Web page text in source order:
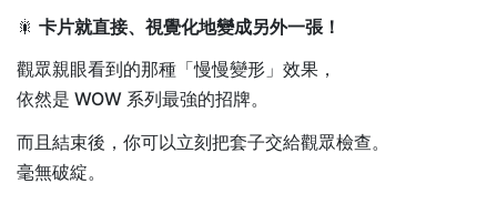
🎇 卡片就直接、視覺化地變成另外一張！
觀眾親眼看到的那種「慢慢變形」效果，
依然是 WOW 系列最強的招牌。
而且結束後，你可以立刻把套子交給觀眾檢查。
毫無破綻。